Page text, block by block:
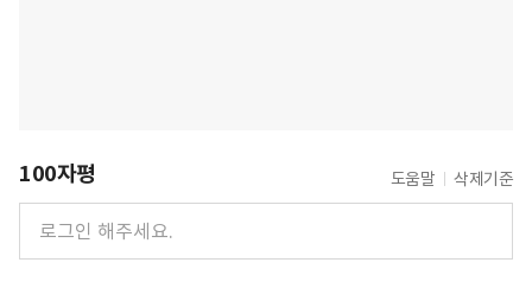
100자평 도움말 삭제기준